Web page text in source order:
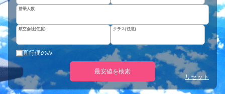
搭乗人数
航空会社(任意) クラス(任意)
直行便のみ
最安値を検索
リセット